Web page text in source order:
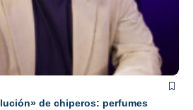
de chiperos: perfumes